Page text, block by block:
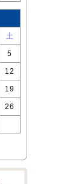
土
5
12
19
26